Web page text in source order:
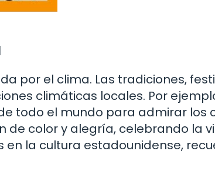
por el clima. Las tradiciones,
climáticas locales. Por
todo el mundo para admirar los
de color y alegría, celebrando la
en la cultura estadounidense,